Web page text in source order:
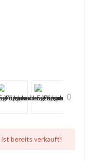
ist bereits verkauft!